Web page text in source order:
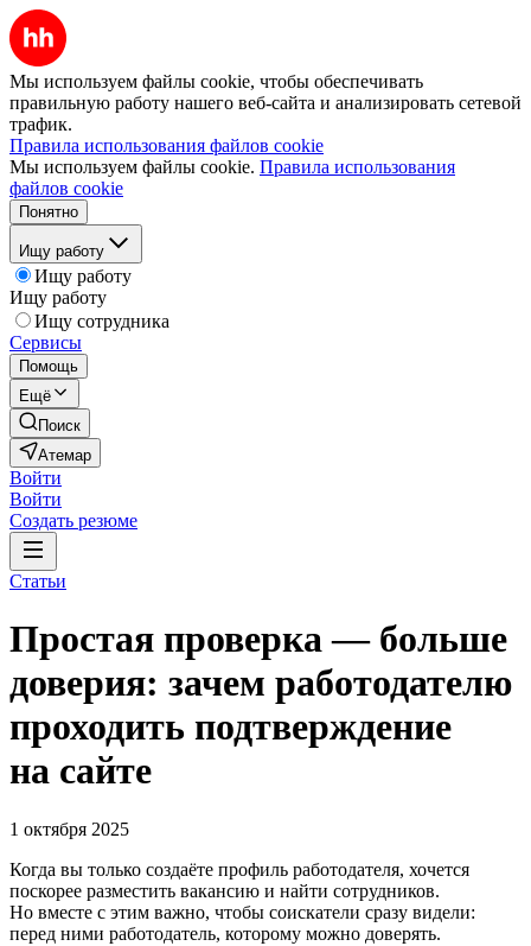
Мы используем файлы cookie, чтобы обеспечивать
правильную работу нашего веб-сайта и анализировать сетевой
трафик.
Правила использования файлов cookie
Мы используем файлы cookie. Правила использования
файлов cookie
Понятно
Ищу работу
Ищу работу
Ищу работу
Ищу сотрудника
Сервисы
Помощь
Ещё
Поиск
Атемар
Войти
Войти
Создать резюме
Статьи
Простая проверка — больше
доверия: зачем работодателю
проходить подтверждение
на сайте
1 октября 2025
Когда вы только создаёте профиль работодателя, хочется
поскорее разместить вакансию и найти сотрудников.
Но вместе с этим важно, чтобы соискатели сразу видели:
перед ними работодатель, которому можно доверять.